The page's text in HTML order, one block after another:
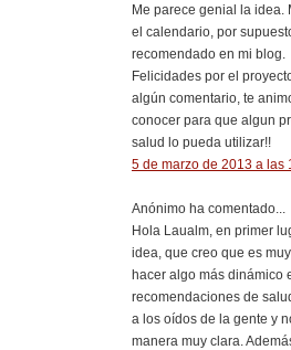
Me parece genial la idea.
el calendario, por
recomendado en mi blog.
Felicidades por el
algún comentario, te
conocer para que algun
salud lo pueda utilizar!!
5 de marzo de 2013 a las
Anónimo ha comentado...
Hola Laualm, en primer
idea, que creo que es
hacer algo más dinámico
recomendaciones de
a los oídos de la gente y
manera muy clara.